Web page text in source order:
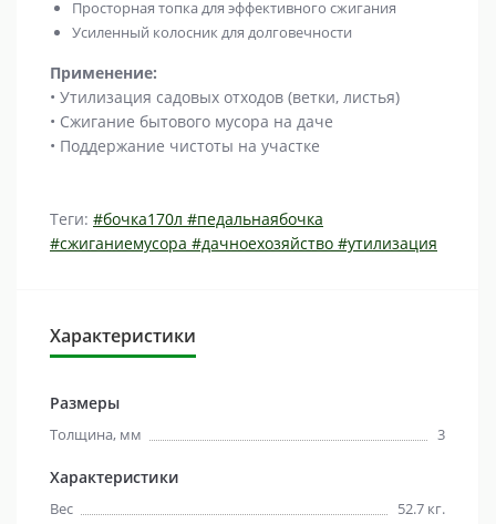
Просторная топка для эффективного сжигания
Усиленный колосник для долговечности
Применение:
• Утилизация садовых отходов (ветки, листья)
• Сжигание бытового мусора на даче
• Поддержание чистоты на участке
Теги: #бочка170л #педальнаябочка
#сжиганиемусора #дачноехозяйство #утилизация
Характеристики
Размеры
Толщина, мм 3
Характеристики
Вес
52.7 кг.